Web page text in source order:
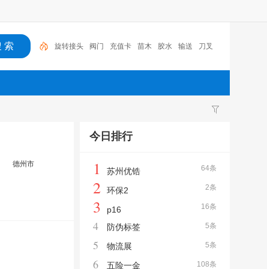
旋转接头 阀门 充值卡 苗木 胶水 输送 刀叉
胶带 隐形防护网 润滑油
德州市
今日排行
64条
1 苏州优锆
2条
2 环保2
16条
3 p16
5条
4 防伪标签
5条
5 物流展
108条
6 五险一金